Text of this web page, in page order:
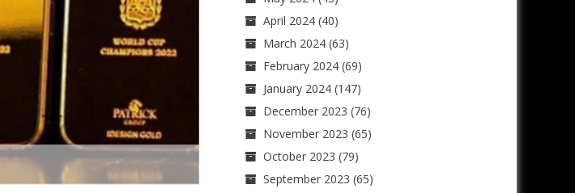
April 2024(40)
March 2024(63)
February 2024(69)
January 2024(147)
December 2023 (76)
November 2023 (65)
October 2023 (79)
September 2023 (65)